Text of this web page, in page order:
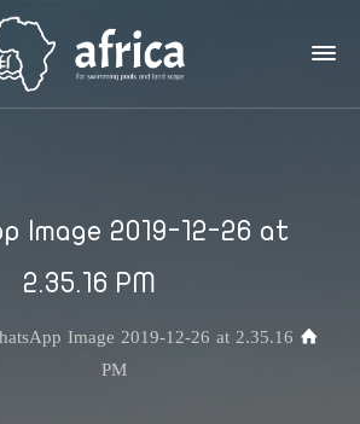
Image 2019-12-26 at
2.35.16 PM
Image 2019-12-26 at 2.35.16
PM